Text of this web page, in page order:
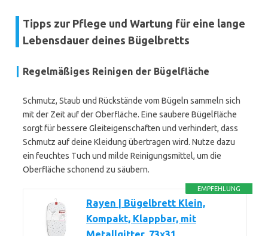
Tipps zur Pflege und Wartung für eine lange
Lebensdauer deines Bügelbretts
Regelmäßiges Reinigen der Bügelfläche
Schmutz, Staub und Rückstände vom Bügeln sammeln sich
mit der Zeit auf der Oberfläche. Eine saubere Bügelfläche
sorgt für bessere Gleiteigenschaften und verhindert, dass
Schmutz auf deine Kleidung übertragen wird. Nutze dazu
ein feuchtes Tuch und milde Reinigungsmittel, um die
Oberfläche schonend zu säubern.
EMPFEHLUNG
Rayen | Bügelbrett Klein,
Kompakt, Klappbar, mit